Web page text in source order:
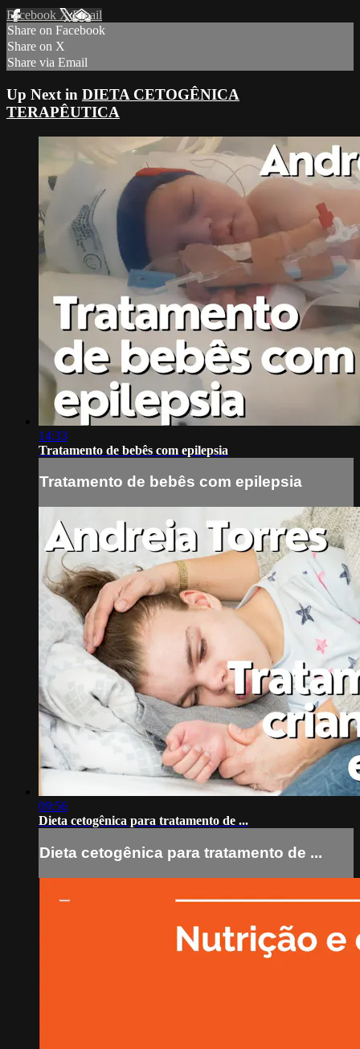
Facebook XEmail
Share on Facebook
Share on X
Share via Email
Up Next in DIETA CETOGÊNICA
TERAPÊUTICA
14:33
Tratamento de bebês com epilepsia
Tratamento de bebês com epilepsia
09:56
Dieta cetogênica para tratamento de ...
Dieta cetogênica para tratamento de ...